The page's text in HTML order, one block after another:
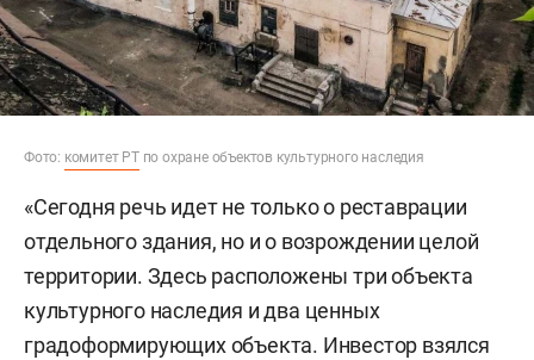
Фото: комитет РТпо охране объектов культурного наследия
«Сегодня речь идет не только о реставрации
отдельного здания, но и о возрождении целой
территории. Здесь расположены три объекта
культурного наследия и два ценных
градоформирующих объекта. Инвестор взялся